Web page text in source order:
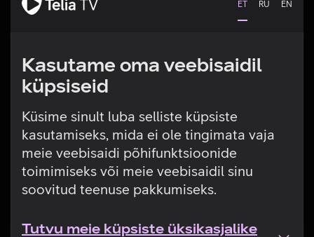
ET RU EN
Kasutame oma veebisaidil
küpsiseid
Küsime sinult luba selliste küpsiste
kasutamiseks, mida ei ole tingimata vaja
meie veebisaidi põhifunktsioonide
toimimiseks või meie veebisaidil sinu
soovitud teenuse pakkumiseks.
Tutvu meie küpsiste üksikasjalike
Tehniline viga